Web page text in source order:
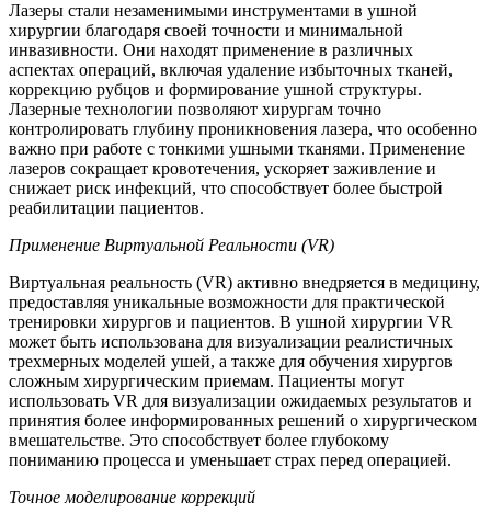
Лазеры стали незаменимыми инструментами в ушной
хирургии благодаря своей точности и минимальной
инвазивности. Они находят применение в различных
аспектах операций, включая удаление избыточных тканей,
коррекцию рубцов и формирование ушной структуры.
Лазерные технологии позволяют хирургам точно
контролировать глубину проникновения лазера, что особенно
важно при работе с тонкими ушными тканями. Применение
лазеров сокращает кровотечения, ускоряет заживление и
снижает риск инфекций, что способствует более быстрой
реабилитации пациентов.
Применение Виртуальной Реальности (VR)
Виртуальная реальность (VR) активно внедряется в медицину,
предоставляя уникальные возможности для практической
тренировки хирургов и пациентов. В ушной хирургии VR
может быть использована для визуализации реалистичных
трехмерных моделей ушей, а также для обучения хирургов
сложным хирургическим приемам. Пациенты могут
использовать VR для визуализации ожидаемых результатов и
принятия более информированных решений о хирургическом
вмешательстве. Это способствует более глубокому
пониманию процесса и уменьшает страх перед операцией.
Точное моделирование коррекций